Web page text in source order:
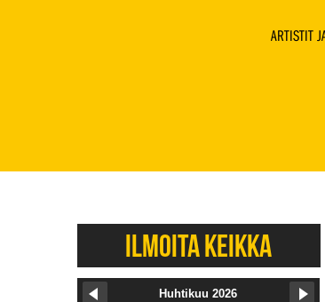
ARTISTIT
ILMOITA KEIKKA
Huhtikuu 2026